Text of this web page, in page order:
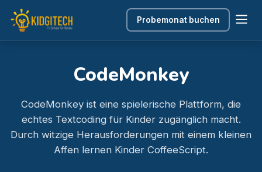
Probemonat buchen
CodeMonkey
CodeMonkey ist eine spielerische Plattform, die
echtes Textcoding für Kinder zugänglich macht.
Durch witzige Herausforderungen mit einem kleinen
Affen lernen Kinder CoffeeScript.